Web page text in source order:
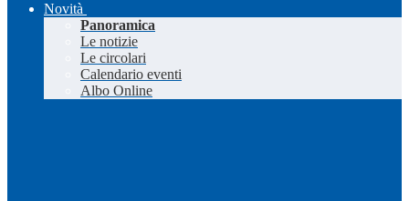
Novità
Panoramica
Le notizie
Le circolari
Calendario eventi
Albo Online